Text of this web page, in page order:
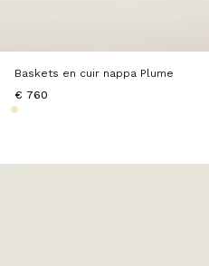
Baskets en cuir nappa Plume
€ 760